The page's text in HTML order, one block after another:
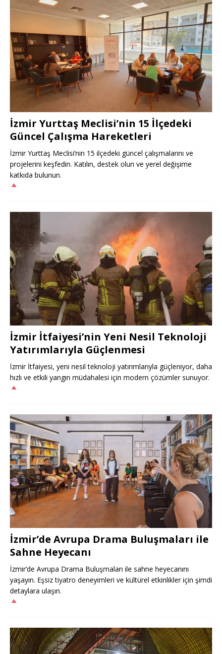
İzmir Yurttaş Meclisi’nin 15 İlçedeki
Güncel Çalışma Hareketleri
İzmir Yurttaş Meclisi’nin 15 ilçedeki güncel çalışmalarını ve
projelerini keşfedin. Katılın, destek olun ve yerel değişime
katkıda bulunun.
İzmir İtfaiyesi’nin Yeni Nesil Teknoloji
Yatırımlarıyla Güçlenmesi
İzmir İtfaiyesi, yeni nesil teknoloji yatırımlarıyla güçleniyor, daha
hızlı ve etkili yangın müdahalesi için modern çözümler sunuyor.
İzmir’de Avrupa Drama Buluşmaları ile
Sahne Heyecanı
İzmir’de Avrupa Drama Buluşmaları ile sahne heyecanını
yaşayın. Eşsiz tiyatro deneyimleri ve kültürel etkinlikler için şimdi
detaylara ulaşın.